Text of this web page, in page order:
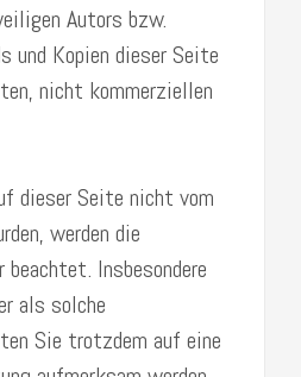
Autors bzw.
und Kopien dieser Seite
nicht kommerziellen
dieser Seite nicht vom
werden die
Insbesondere
als solche
Sie trotzdem auf eine